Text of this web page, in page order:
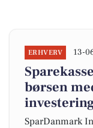
ERHVERV 13-
børsen
SparDanmark